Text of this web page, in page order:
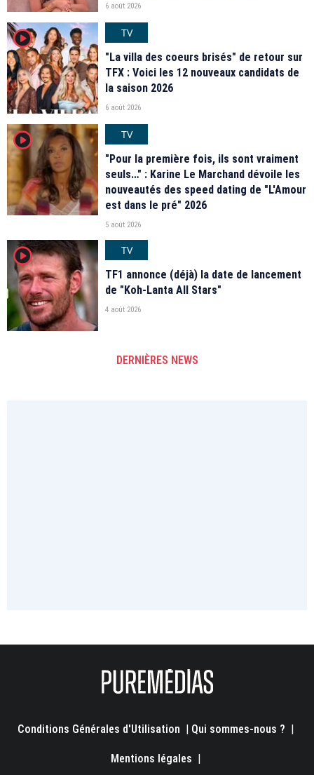
6 août 2026
player2
TV
"La villa des coeurs brisés" de retour sur
TFX : Voici les 12 nouveaux candidats de
la saison 2026
6 août 2026
player2
TV
"Pour la première fois, ils sont vraiment
seuls…" : Karine Le Marchand dévoile les
nouveautés des speed dating de "L'Amour
est dans le pré" 2026
5 août 2026
player2
TV
TF1 annonce (déjà) la date de lancement
de "Koh-Lanta All Stars"
4 août 2026
DERNIÈRES NEWS
Conditions Générales d'Utilisation | Qui sommes-nous ? |
Mentions légales |